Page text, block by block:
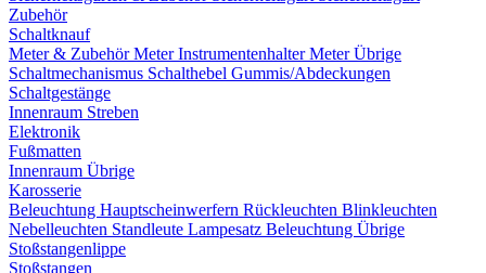
Zubehör
Schaltknauf
Meter & ZubehörMeterInstrumentenhalterMeter Übrige
Schaltmechanismus Schalthebel Gummis/Abdeckungen
Schaltgestänge
Innenraum Streben
Elektronik
Fußmatten
Innenraum Übrige
Karosserie
Beleuchtung Hauptscheinwerfern Rückleuchten Blinkleuchten
Nebelleuchten Standleute Lampesatz Beleuchtung Übrige
Stoßstangenlippe
Stoßstangen